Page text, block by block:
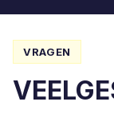
VRAGEN